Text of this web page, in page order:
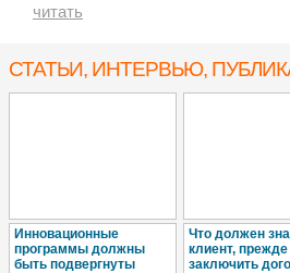
читать
СТАТЬИ, ИНТЕРВЬЮ,
Инновационные
программы должны
быть подвергнуты
Что должен
клиент,
заключить